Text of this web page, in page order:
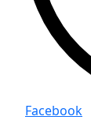
Facebook